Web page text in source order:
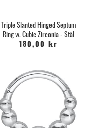
Triple Slanted Hinged Septum
Ring w. Cubic Zirconia - Stål
180,00 kr